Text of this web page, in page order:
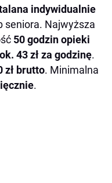
indywidualnie
seniora. Najwyższa
50 godzin opieki
ok. 43 zł za godzinę.
zł brutto. Minimalna
.